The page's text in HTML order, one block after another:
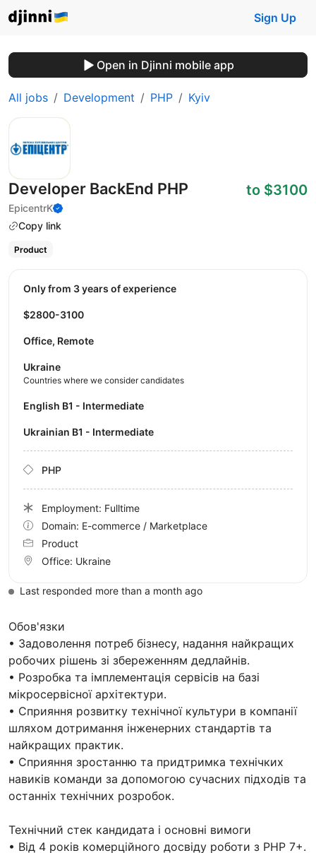
Sign Up
Open in Djinni mobile app
All jobs Development PHP Kyiv
Developer BackEnd PHP
EpicentrK
Copy link
to $3100
Product
Обов'язки
• Задоволення потреб бізнесу, надання найкращих
робочих рішень зі збереженням дедлайнів.
• Розробка та імплементація сервісів на базі
мікросервісної архітектури.
• Сприяння розвитку технічної культури в компанії
шляхом дотримання інженерних стандартів та
найкращих практик.
• Сприяння зростанню та придтримка технічких
навиків команди за допомогою сучасних підходів та
останніх технічних розробок.
Технічний стек кандидата і основні вимоги
• Від 4 років комерційного досвіду роботи з PHP 7+.
Only from 3 years of experience
$2800-3100
Office, Remote
Ukraine
Countries where we consider candidates
English B1 - Intermediate
Ukrainian B1 - Intermediate
PHP
Employment: Fulltime
Domain: E-commerce / Marketplace
Product
Office: Ukraine
Last responded more than a month ago